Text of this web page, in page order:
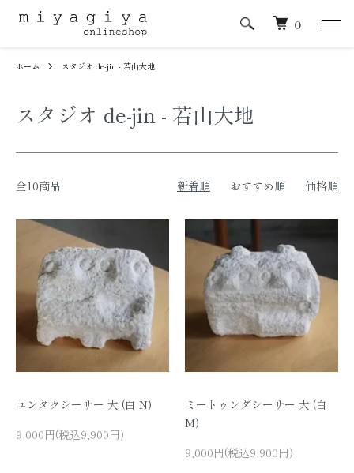
0
ホーム スタジオ de-jin - 若山大地
スタジオ de-jin - 若山大地
全10商品 新着順 おすすめ順 価格順
ユンタクシーサー 大 (白 N)
9,000円(税込9,900円)
ミートゥンダシーサー 大 (白
M)
9,000円(税込9,900円)